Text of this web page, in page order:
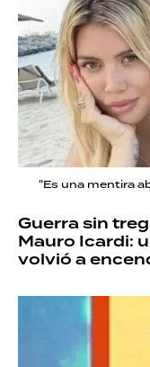
"Es una mentira
Guerra sin
Mauro Icardi:
volvió a